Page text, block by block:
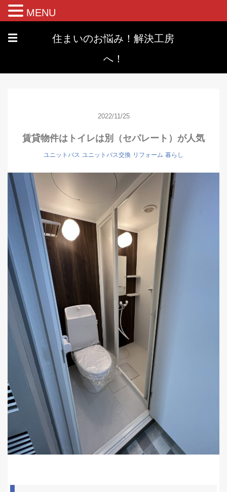
☰
住まいのお悩み！解決工房
へ！
2022/11/25
賃貸物件はトイレは別（セパレート）が人気
ユニットバス ユニットバス交換 リフォーム 暮らし
MENU